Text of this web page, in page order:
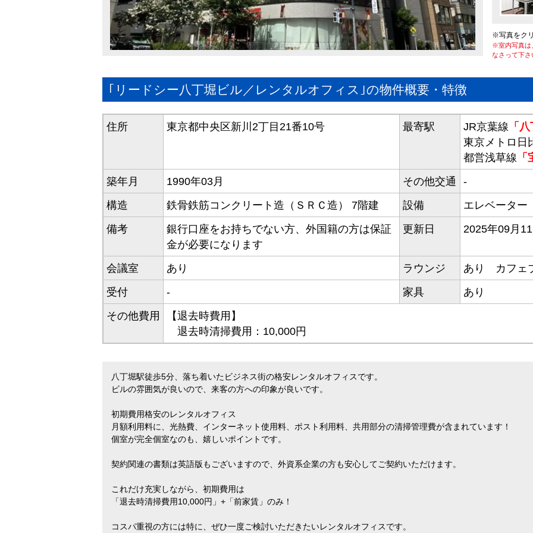
※写真をク
※室内写真は
なさって下さ
｢リードシー八丁堀ビル／レンタルオフィス｣の物件概要・特徴
住所 東京都中央区新川2丁目21番10号 最寄駅 JR京葉線 「
東京メトロ日
都営浅草線
築年月
1990年03月 その他交通
-
構造
鉄骨鉄筋コンクリート造（ＳＲＣ造） 7階建 設備
エレベーター
備考
銀行口座をお持ちでない方、外国籍の方は保証
金が必要になります
更新日 2025年09月11
会議室 あり ラウンジ
あり カフェ
受付
- 家具
あり
その他費用
【退去時費用】
退去時清掃費用：10,000円
八丁堀駅徒歩5分、落ち着いたビジネス街の格安レンタルオフィスです。
ビルの雰囲気が良いので、来客の方への印象が良いです。
初期費用格安のレンタルオフィス
月額利用料に、光熱費、インターネット使用料、ポスト利用料、共用部分の清掃管理費が含まれています！
個室が完全個室なのも、嬉しいポイントです。
契約関連の書類は英語版もございますので、外資系企業の方も安心してご契約いただけます。
これだけ充実しながら、初期費用は
「退去時清掃費用10,000円」+「前家賃」のみ！
コスパ重視の方には特に、ぜひ一度ご検討いただきたいレンタルオフィスです。